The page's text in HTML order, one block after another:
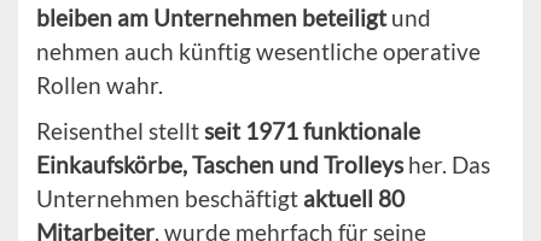
bleiben am Unternehmen beteiligtund
nehmen auch künftig wesentliche operative
Rollen wahr.
Reisenthel stelltseit 1971 funktionale
Einkaufskörbe, Taschen und Trolleysher. Das
Unternehmen beschäftigt aktuell 80
Mitarbeiter, wurde mehrfach für seine